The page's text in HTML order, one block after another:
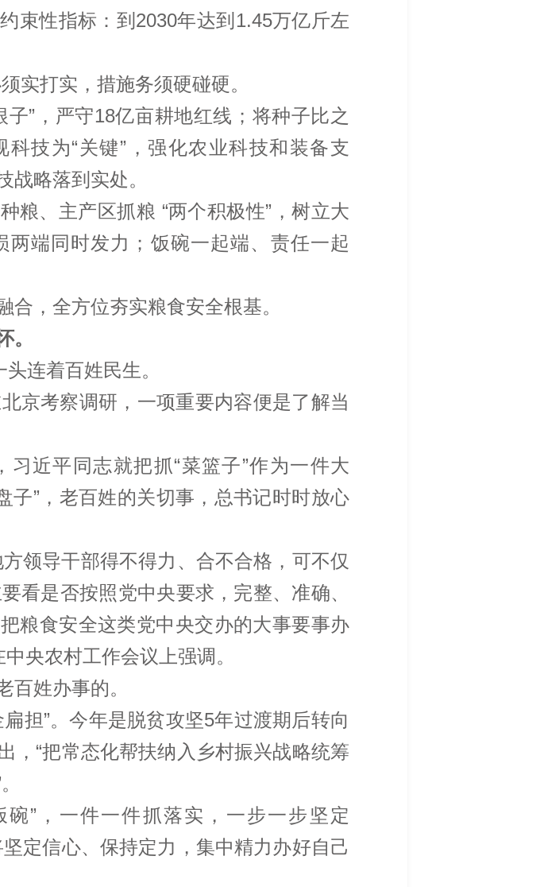
束性指标：到2030年达到1.45万亿斤左
实打实，措施务须硬碰硬。
”，严守18亿亩耕地红线；将种子比之
技为“关键”，强化农业科技和装备支
略落到实处。
粮、主产区抓粮 “两个积极性”，树立大
端同时发力；饭碗一起端、责任一起
，全方位夯实粮食安全根基。
。
连着百姓民生。
京考察调研，一项重要内容便是了解当
习近平同志就把抓“菜篮子”作为一件大
子”，老百姓的关切事，总书记时时放心
领导干部得不得力、合不合格，可不仅
看是否按照党中央要求，完整、准确、
粮食安全这类党中央交办的大事要事办
央农村工作会议上强调。
百姓办事的。
担”。今年是脱贫攻坚5年过渡期后转向
，“把常态化帮扶纳入乡村振兴战略统筹
”，一件一件抓落实，一步一步坚定
定信心、保持定力，集中精力办好自己